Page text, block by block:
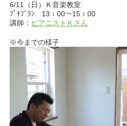
6/11（日）Ｋ音楽教室
ﾌﾟﾁﾌﾞﾗﾝ 13：00～15：00
講師： ピアニストＫさん
※今までの様子